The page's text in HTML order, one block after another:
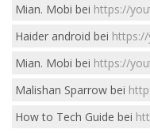
Mian. Mobi bei https://
Haider android bei
Mian. Mobi bei https://
Malishan Sparrowbei
How to Tech Guide bei